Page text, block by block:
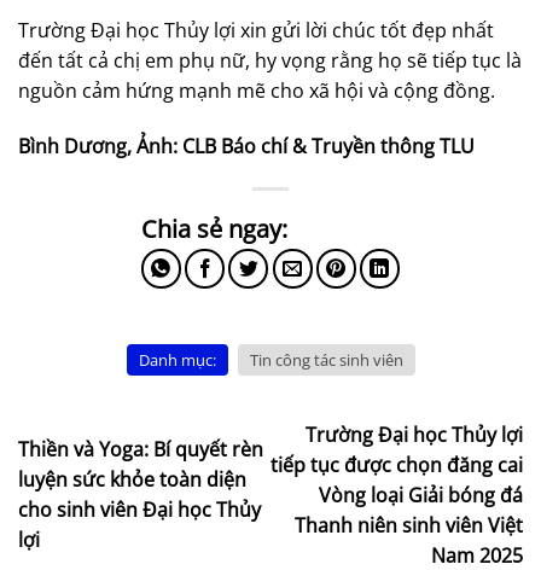
Trường Đại học Thủy lợi xin gửi lời chúc tốt đẹp nhất
đến tất cả chị em phụ nữ, hy vọng rằng họ sẽ tiếp tục là
nguồn cảm hứng mạnh mẽ cho xã hội và cộng đồng.
Bình Dương, Ảnh: CLB Báo chí & Truyền thông TLU
Danh mục: Tin công tác sinh viên
Thiền và Yoga: Bí quyết rèn
luyện sức khỏe toàn diện
cho sinh viên Đại học Thủy
lợi
Trường Đại học Thủy lợi
tiếp tục được chọn đăng cai
Vòng loại Giải bóng đá
Thanh niên sinh viên Việt
Nam 2025